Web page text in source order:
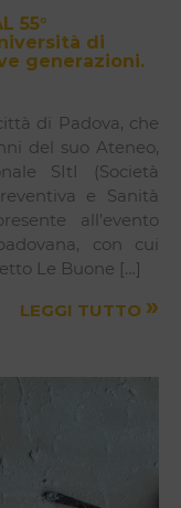
55°
di
generazioni.
di Padova, che
del suo Ateneo,
SItI (Società
e Sanità
all’evento
con cui
Le Buone […]
LEGGI TUTTO »